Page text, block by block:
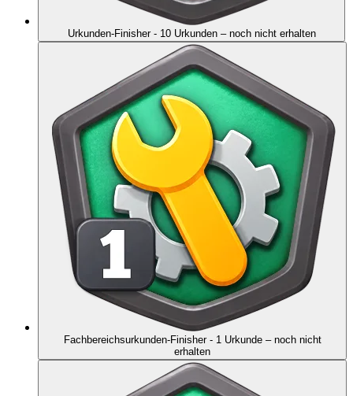
Urkunden-Finisher - 10 Urkunden – noch nicht erhalten
Fachbereichsurkunden-Finisher - 1 Urkunde – noch nicht
erhalten